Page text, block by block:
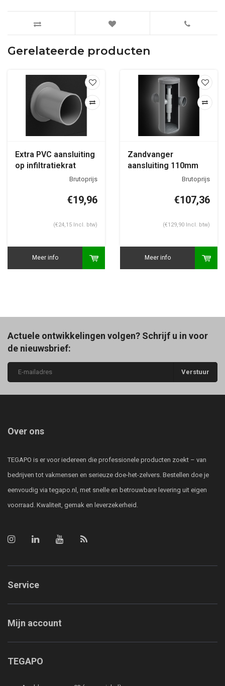
Gerelateerde producten
Extra PVC aansluiting
op infiltratiekrat
€19,96
(€24,15 Incl. btw)
Meer info
Zandvanger
aansluiting 110mm
inlaat - 125mm uitlaat
€107,36
(€129,90 Incl. btw)
Meer info
Actuele ontwikkelingen volgen? Schrijf u in voor
de nieuwsbrief:
Verstuur
Over ons
TEGAPO is er voor iedereen die professionele producten zoekt – van
bedrijven tot vakmensen en serieuze doe-het-zelvers. Bestellen doe je
eenvoudig via tegapo.nl, met snelle en betrouwbare levering uit eigen
voorraad. Kwaliteit, gemak en leverzekerheid.
Service
Mijn account
TEGAPO